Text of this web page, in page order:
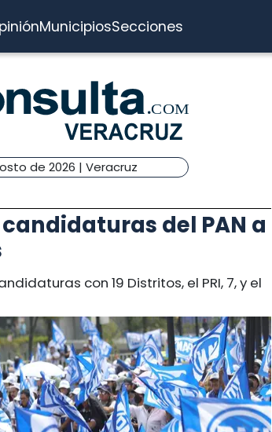
MunicipiosSecciones
de 2026 | Veracruz
del PAN a
con 19 Distritos, el PRI, 7, y el